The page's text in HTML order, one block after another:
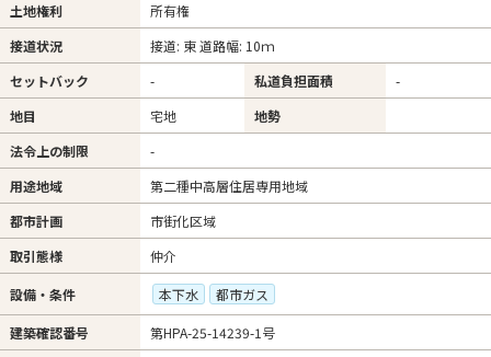
土地権利
所有権
接道状況
接道: 東 道路幅: 10ｍ
セットバック
- 私道負担面積
-
地目
宅地
地勢
法令上の制限
-
用途地域
第二種中高層住居専用地域
都市計画
市街化区域
取引態様
仲介
設備・条件 本下水 都市ガス
建築確認番号
第HPA-25-14239-1号